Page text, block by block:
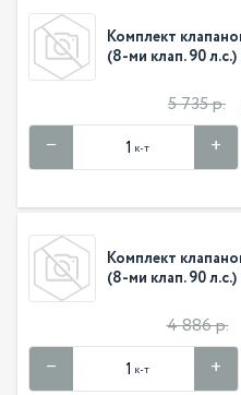
Комплект
(8-ми клап. 90 л.с.)
5 735 р.
к-т
Комплект
(8-ми клап. 90 л.с.)
4 886 р.
к-т